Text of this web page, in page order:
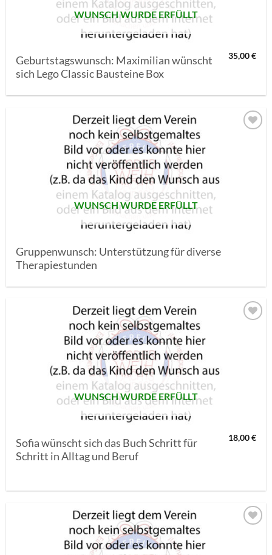
WUNSCH WURDE ERFÜLLT
Geburtstagswunsch: Maximilian wünscht
sich Lego Classic Bausteine Box
35,00€
WUNSCH WURDE ERFÜLLT
Gruppenwunsch: Unterstützung für diverse
Therapiestunden
WUNSCH WURDE ERFÜLLT
Sofia wünscht sich das Buch Schritt für
Schritt in Alltag und Beruf
18,00€